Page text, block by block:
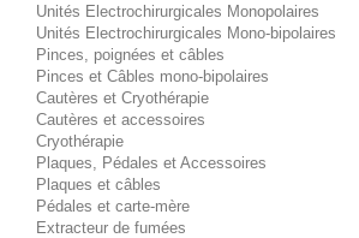
Unités Electrochirurgicales Monopolaires
Unités Electrochirurgicales Mono-bipolaires
Pinces, poignées et câbles
Pinces et Câbles mono-bipolaires
Cautères et Cryothérapie
Cautères et accessoires
Cryothérapie
Plaques, Pédales et Accessoires
Plaques et câbles
Pédales et carte-mère
Extracteur de fumées